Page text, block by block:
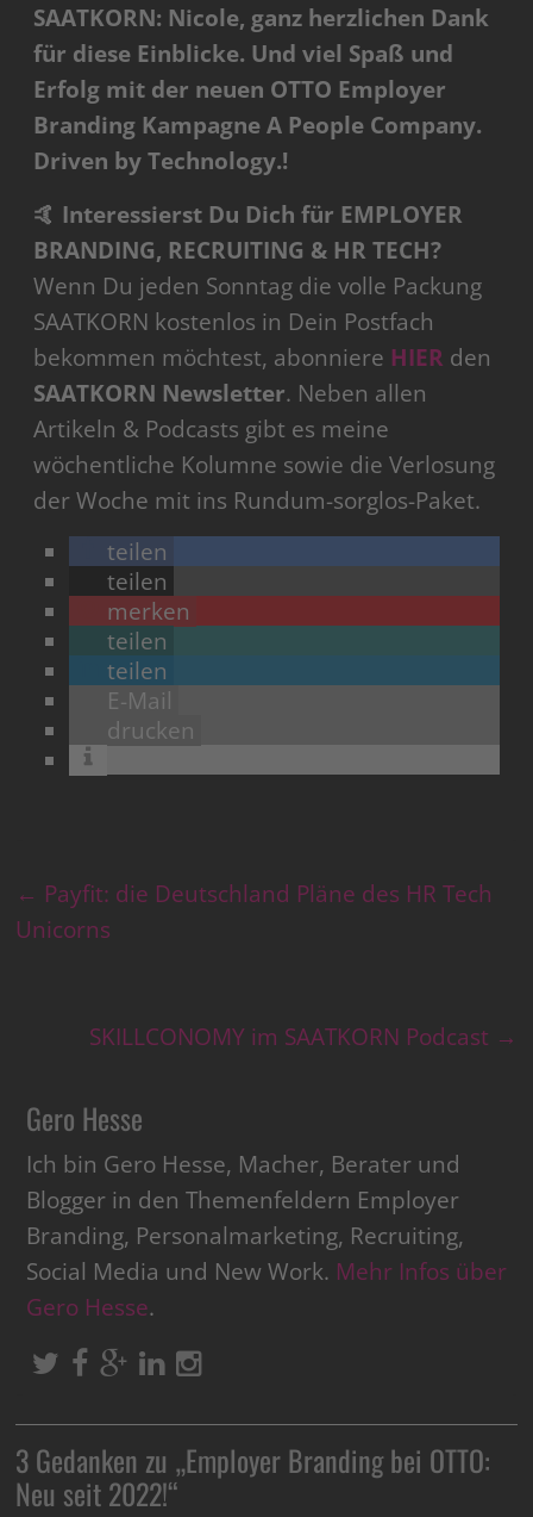
SAATKORN: Nicole, ganz herzlichen Dank
für diese Einblicke. Und viel Spaß und
Erfolg mit der neuen OTTO Employer
Branding Kampagne A People Company.
Driven by Technology.!
🤙 Interessierst Du Dich für EMPLOYER
BRANDING, RECRUITING & HR TECH?
Wenn Du jeden Sonntag die volle Packung
SAATKORN kostenlos in Dein Postfach
bekommen möchtest, abonniere HIER den
SAATKORN Newsletter. Neben allen
Artikeln & Podcasts gibt es meine
wöchentliche Kolumne sowie die Verlosung
der Woche mit ins Rundum-sorglos-Paket.
teilen
teilen
merken
teilen
teilen
E-Mail
drucken
← Payfit: die Deutschland Pläne des HR Tech
Unicorns
SKILLCONOMY im SAATKORN Podcast →
Gero Hesse
Ich bin Gero Hesse, Macher, Berater und
Blogger in den Themenfeldern Employer
Branding, Personalmarketing, Recruiting,
Social Media und New Work. Mehr Infos über
Gero Hesse.
3 Gedanken zu „Employer Branding bei OTTO:
Neu seit 2022!“